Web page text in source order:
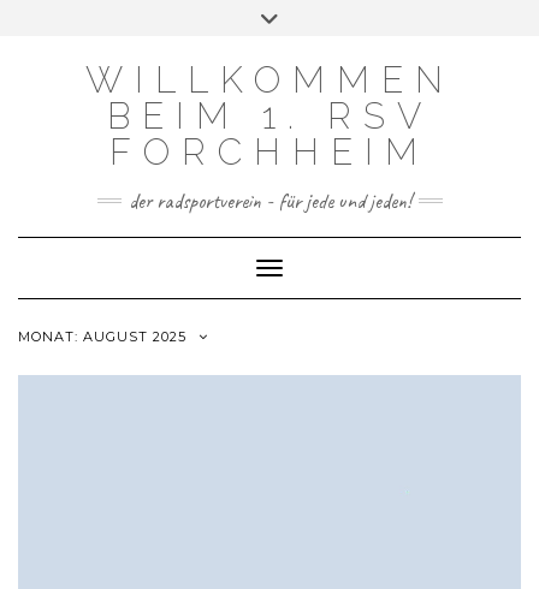
FACEBOOK
INSTAGRAM
WILLKOMMEN
BEIM 1. RSV
FORCHHEIM
der radsportverein - für jede und jeden!
Toggle Navigation
MONAT: AUGUST 2025